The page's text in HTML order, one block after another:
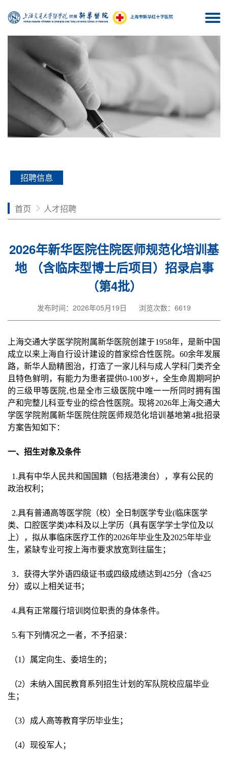
招聘信息
首页 人才招聘
2026年新华医院住院医师规范化培训基
地 （含临床型博士后项目）招录启事
（第4批）
发布时间：2026年05月19日 浏览次数：6619
上海交通大学医学院附属新华医院创建于1958年，是新中国
成立以来上海自行设计建设的首家综合性医院。60余年发展
路，新华人励精图治，打造了一家儿科与成人学科门类齐全
且特色鲜明，有能力为患者提供0-100岁+，全生命周期呵护
的三级甲等医院,也是全市三级医院中唯一一所同时拥有围
产和完整儿科亚专业的综合性医院。现将2026年上海交通大
学医学院附属新华医院住院医师规范化培训基地第4批招录
方案告知如下：
一、招生对象及条件
1.具有中华人民共和国国籍（包括港澳台），享有公民的
政治权利；
2.具有普通高等医学院（校）全日制医学专业(临床医学
类、口腔医学类)本科及以上学历（具有医学学士学位及以
上），拟从事临床医疗工作的2026年毕业生及2025年毕业
生，紧缺专业可按上海市要求放宽到往届生；
3．获得大学外语四级证书或四级成绩达到425分（含425
分）或以上相关证书；
4.具有正常履行培训岗位职责的身体条件。
5.有下列情况之一者，不予招录：
（1）属定向生、委培生的；
（2）未纳入国民教育系列招生计划的军队院校应届毕业
生；
（3）成人高等教育学历毕业生；
（4）现役军人；